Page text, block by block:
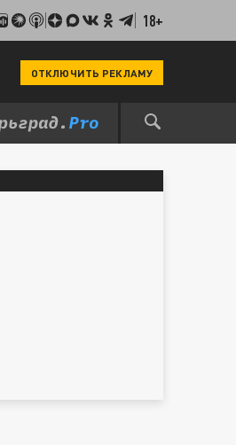
18+
ОТКЛЮЧИТЬ РЕКЛАМУ